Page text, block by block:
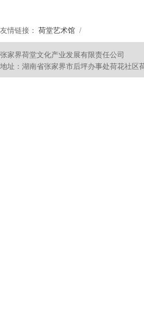
友情链接： 荷堂艺术馆 /
张家界荷堂文化产业发展有限责任公司
地址：湖南省张家界市后坪办事处荷花社区